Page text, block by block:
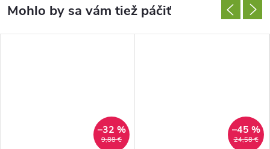
9,88 €
–32 %
24,58 €
–45 %